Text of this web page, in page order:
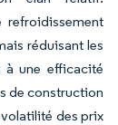
refroidissement
réduisant les
à une efficacité
de construction
des prix